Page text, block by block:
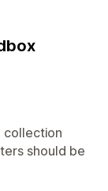
collection
should be